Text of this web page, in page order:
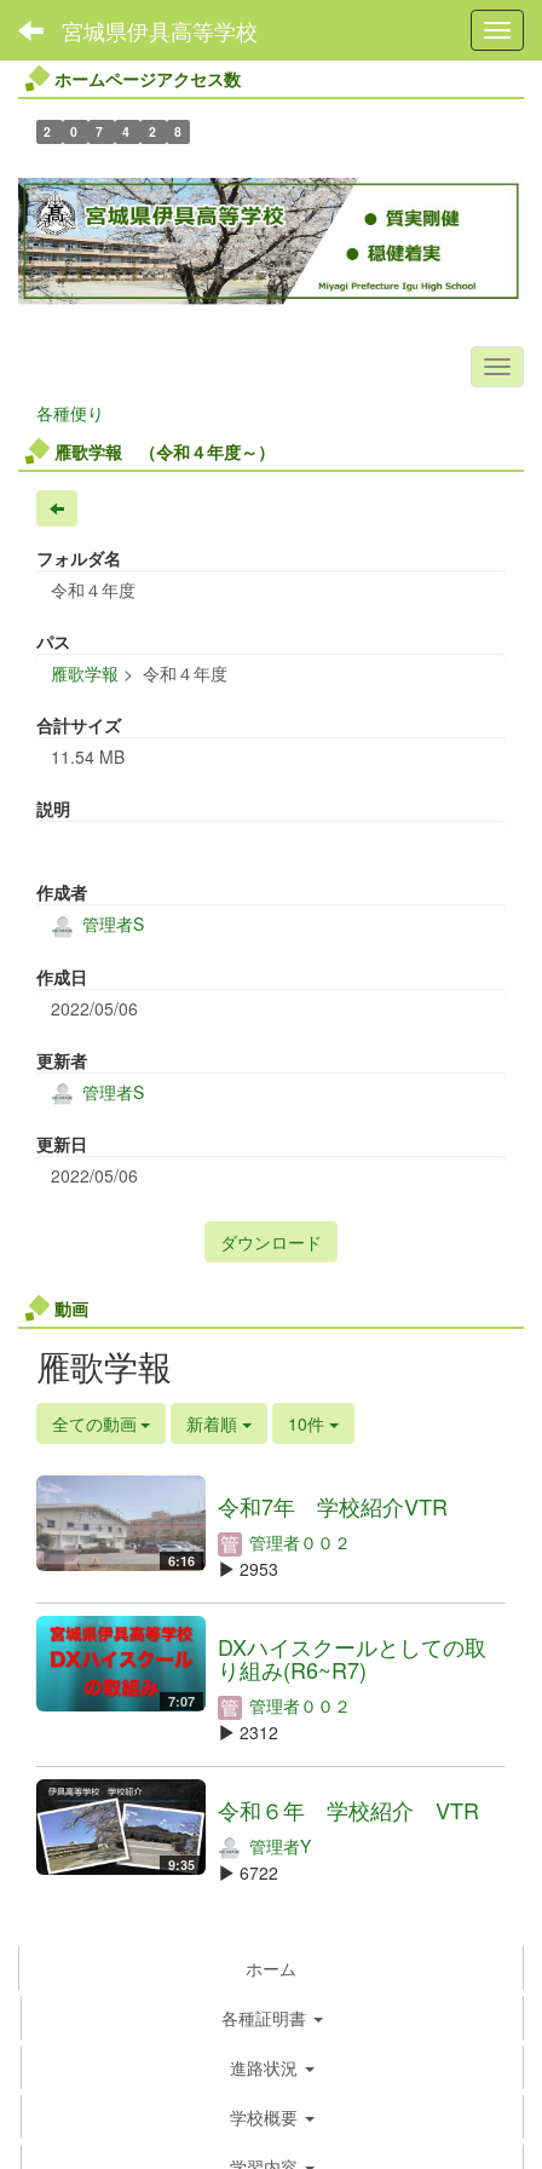
宮城県伊具高等学校
ホームページアクセス数
2 0 7 4 2 8
各種便り
雁歌学報 （令和４年度～）
フォルダ名
令和４年度
パス
雁歌学報 > 令和４年度
合計サイズ
11.54 MB
説明
作成者
管理者S
作成日
2022/05/06
更新者
管理者S
更新日
2022/05/06
ダウンロード
動画
雁歌学報
全ての動画 新着順 10件
6:16
令和7年 学校紹介VTR
管理者００２
2953
7:07
DXハイスクールとしての取
り組み(R6~R7)
管理者００２
2312
9:35
令和６年 学校紹介 VTR
管理者Y
6722
ホーム
各種証明書
進路状況
学校概要